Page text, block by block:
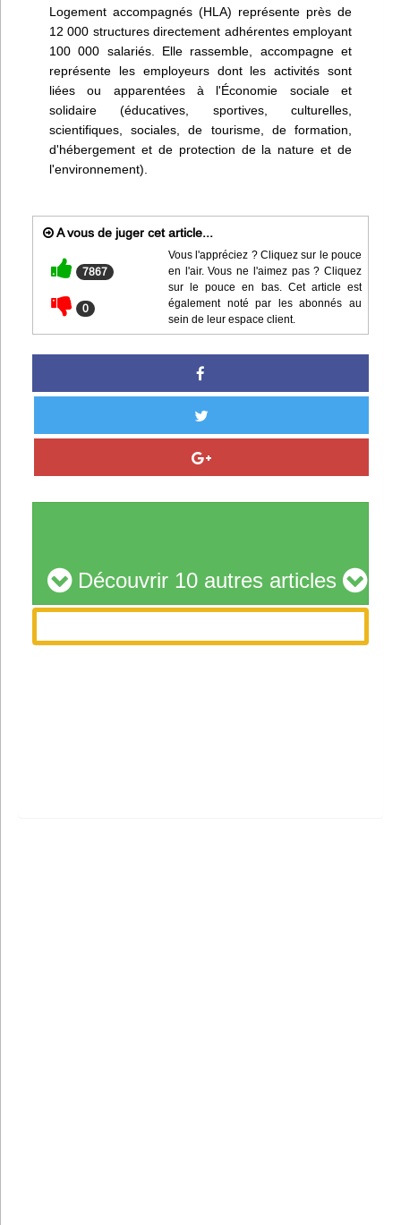
Logement accompagnés (HLA) représente près de
12 000 structures directement adhérentes employant
100 000 salariés. Elle rassemble, accompagne et
représente les employeurs dont les activités sont
liées ou apparentées à l'Économie sociale et
solidaire (éducatives, sportives, culturelles,
scientifiques, sociales, de tourisme, de formation,
d'hébergement et de protection de la nature et de
l'environnement).
A vous de juger cet article...
7867
0
Vous l'appréciez ? Cliquez sur le pouce
en l'air. Vous ne l'aimez pas ? Cliquez
sur le pouce en bas. Cet article est
également noté par les abonnés au
sein de leur espace client.
Découvrir 10 autres articles